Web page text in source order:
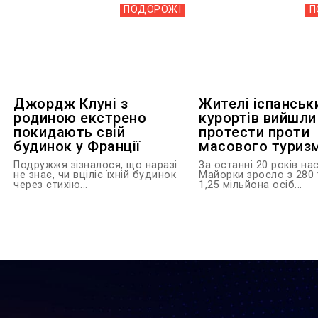
ПОДОРОЖІ
Джордж Клуні з
родиною екстрено
покидають свій
будинок у Франції
Подружжя зізналося, що наразі
не знає, чи вціліє їхній будинок
через стихію...
Жителі
курортів
протести проти
масового
За останні 20 років
Майорки зросло з 280
1,25 мільйона осіб...